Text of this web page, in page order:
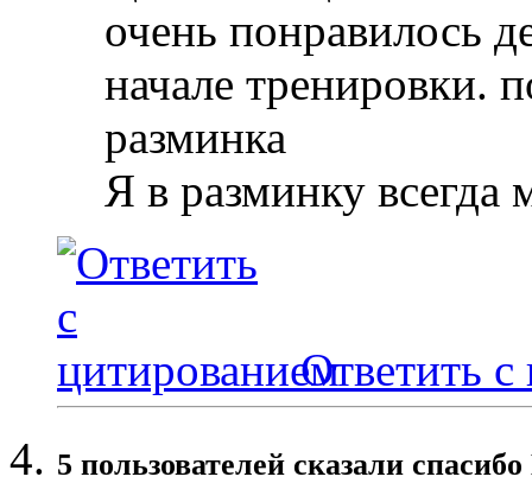
очень понравилось
начале тренировки.
разминка
Я в разминку
Ответить с
5 пользователей сказали